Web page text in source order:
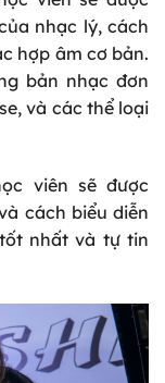
nhạc lý, cách
hợp âm cơ bản.
bản nhạc đơn
và các thể loại
viên sẽ được
cách biểu diễn
nhất và tự tin